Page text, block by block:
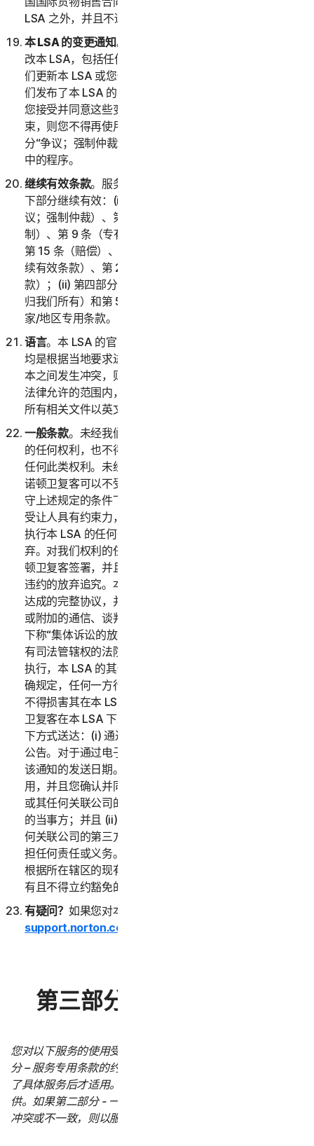
LSA 之外，并且不适用于本 LSA。
本 LSA 的变更通知。我们可能会经自行决定不时更新或修
改本 LSA，包括任何提述的政策和其他文件。请务必在我
们更新本 LSA 或您使用服务时查看本 LSA。如果您在我
们发布了本 LSA 的更新版本之后继续使用服务，则表示
您接受并同意这些变更。如果您不同意受这些变更的约
束，则您不得再使用服务。唯一例外情况是关于对第 2 部
分“争议；强制仲裁”的变更，对此您已经遵守第 2(i) 部分
中的程序。
继续有效条款。服务或您的帐户终止、中止或取消后，以
下部分继续有效：(i) 第二部分 – 一般条款的第 2 条（争
议；强制仲裁）、第 6 条（免责声明）、第 7 条（责任限
制）、第 9 条（专有权利）、第 11 条（反馈和评价）、
第 15 条（赔偿）、第 18 条（管辖法律）、第 20 条（继
续有效条款）、第 21 条（语言）和第 22 条（一般条
款）；(ii) 第四部分 – 软件授权许可条款的第 1 条（软件
归我们所有）和第 5 条（终止）；以及 (iii) 第五部分 – 国
家/地区专用条款。
语言。本 LSA 的官方语言是英语。对本协议的任何翻译
均是根据当地要求进行的，如果英语版本与任何非英语版
本之间发生冲突，则以本 LSA 的英语版本为准。在适用
法律允许的范围内，如有争议，双方确认已要求本协议和
所有相关文件以英文撰写。
一般条款。未经我们事先书面许可，您不得转让本协议下
的任何权利，也不得通过法律或其他方式全部或部分转让
任何此类权利。未经此类许可，任何声称转让均属无效。
诺顿卫复客可以不受限制地自由转让或让与本 LSA。在遵
守上述规定的条件下，本 LSA 对双方及其各自继受者和
受让人具有约束力，并且以其为受益人。诺顿卫复客未能
执行本 LSA 的任何条款并不表示对此类条款或权利的放
弃。对我们权利的任何放弃必须采用书面形式，并且经诺
顿卫复客签署，并且任何此类放弃均不得视为对未来任何
违约的放弃追究。本 LSA 构成了双方之间就其标的事项
达成的完整协议，并且取代了与之相关的所有先前或同期
或附加的通信、谈判或协议。除本 LSA 第 2(h) 部分（以
下称“集体诉讼的放弃”）中的任何条款外，如果仲裁员或
有司法管辖权的法院判定本 LSA 的任何部分无效或无法
执行，本 LSA 的其他部分的内容仍适用。除非本 LSA 明
确规定，任何一方行使其在本 LSA 下的任何补救措施均
不得损害其在本 LSA 或其他方面的其他补救措施。诺顿
卫复客在本 LSA 下发出的任何通知或其他通信将通过以
下方式送达：(i) 通过电子邮件；或 (ii) 通过在服务中发布
公告。对于通过电子邮件发出的通知，收到日期将被视为
该通知的发送日期。本 LSA 仅在您和诺顿卫复客之间适
用，并且您确认并同意：(i) 任何第三方，包括诺顿卫复客
或其任何关联公司的第三方渠道合作伙伴，均不是本 LSA
的当事方；并且 (ii) 没有第三方，包括诺顿卫复客或其任
何关联公司的第三方渠道合作伙伴，在本 LSA 下对您承
担任何责任或义务。本 LSA 中的任何内容均不会削弱您
根据所在辖区的现有消费者保护法或其他适用法律而应享
有且不得立约豁免的任何权利。
有疑问？ 如果您对本 LSA 或服务有疑问，请访问
support.norton.com
第三部分 - 服务专用条款
您对以下服务的使用受本 LSA 第二部分 – 一般条款和第三部
分 – 服务专用条款的约束。服务专用条款仅在您购买或使用
了具体服务后才适用。所有服务并非在所有国家/地区都提
供。如果第二部分 - 一般条款与任何服务专用条款之间存在
冲突或不一致，则以服务专用条款为准并适用。